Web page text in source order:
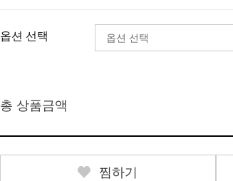
옵션 선택
총 상품금액
찜하기